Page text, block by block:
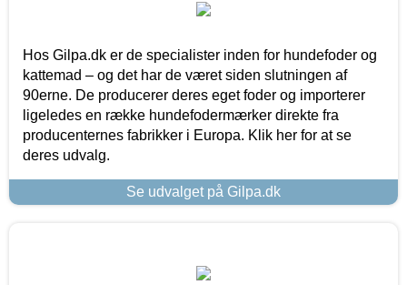
Hos Gilpa.dk er de specialister inden for hundefoder og
kattemad – og det har de været siden slutningen af
90erne. De producerer deres eget foder og importerer
ligeledes en række hundefodermærker direkte fra
producenternes fabrikker i Europa. Klik her for at se
deres udvalg.
Se udvalget på Gilpa.dk